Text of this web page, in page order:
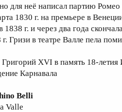
для неё написал партию
1830 г. на премьере в
1838 г. и через два года
Гризи в театре Валле пела
XVI в память 18-
Карнавала
Belli
Valle